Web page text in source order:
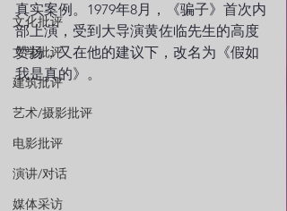
文化批评
文学批评
建筑批评
艺术/摄影批评
电影批评
演讲/对话
媒体采访
真实案例。1979年8月，《骗子》首次内
部上演，受到大导演黄佐临先生的高度
赞扬，又在他的建议下，改名为《假如
我是真的》。